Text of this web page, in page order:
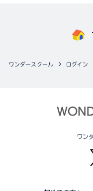
ワンダースクール ログイン
ワン